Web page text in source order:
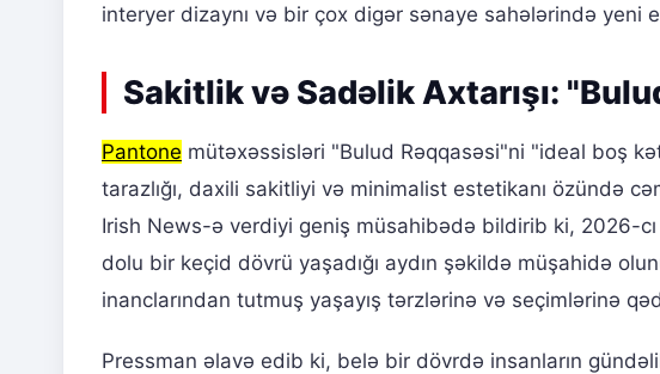
interyer dizaynı və bir çox digər sənaye sahələrində yeni
Sakitlik və Sadəlik Axtarışı:
Pantone mütəxəssisləri "Bulud Rəqqasəsi"ni "ideal boş
tarazlığı, daxili sakitliyi və minimalist estetikanı özündə
Irish News-ə verdiyi geniş müsahibədə bildirib ki, 2026-
dolu bir keçid dövrü yaşadığı aydın şəkildə müşahidə
inanclarından tutmuş yaşayış tərzlərinə və seçimlərinə
Pressman əlavə edib ki, belə bir dövrdə insanların